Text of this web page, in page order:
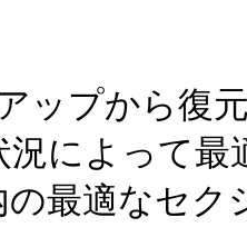
ップから復
況によって
最適なセ